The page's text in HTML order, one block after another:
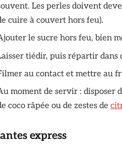
Les perles doivent
cuire à couvert hors feu).
le sucre hors feu, bien
tiédir, puis répartir dans
au contact et mettre au
moment de servir : disposer
coco râpée ou de zestes de
express